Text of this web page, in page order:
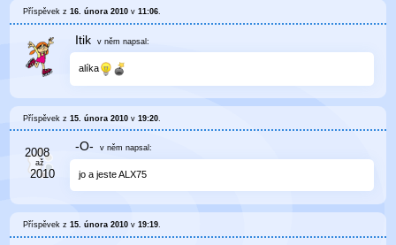
Příspěvek z16. února 2010 v11:06.
Itik v něm napsal:
alíka
Příspěvek z15. února 2010 v19:20
-O- v něm napsal:
jo a jeste ALX75
Příspěvek z15. února 2010 v19:19